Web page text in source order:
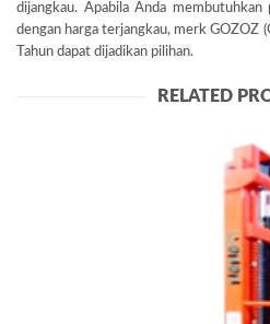
dijangkau. Apabila Anda
dengan harga terjangkau, merk GOZOZ
Tahun dapat dijadikan pilihan.
RELATED